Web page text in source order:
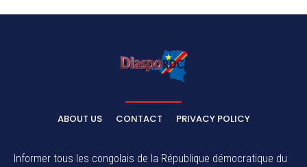
Dieu de Secours - God of Rescue / Adoration
Yahweh Sabaoth / Prophetic Worship Instrumental
/ Piano pour prier / Instrumental d'intercession
ELIKIA NA NGAI / Instrumental de Prière / 1H
01:03:38
Piano pour prier / Soaking Worship Instrumental
01:17:32
ABOUT US CONTACT PRIVACY POLICY
Informer tous les congolais de la République démocratique du